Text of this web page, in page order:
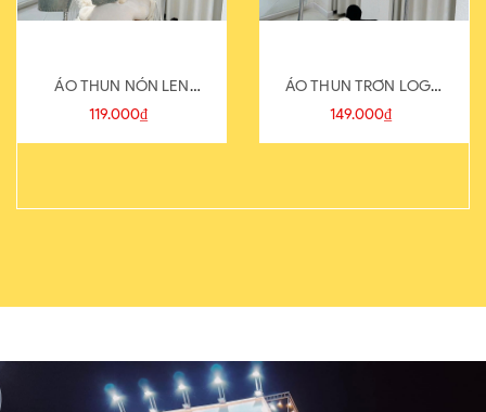
ÁO THUN NÓN LEN
821-1
119.000₫
ÁO THUN TRƠN LOGO
SAU
149.000₫